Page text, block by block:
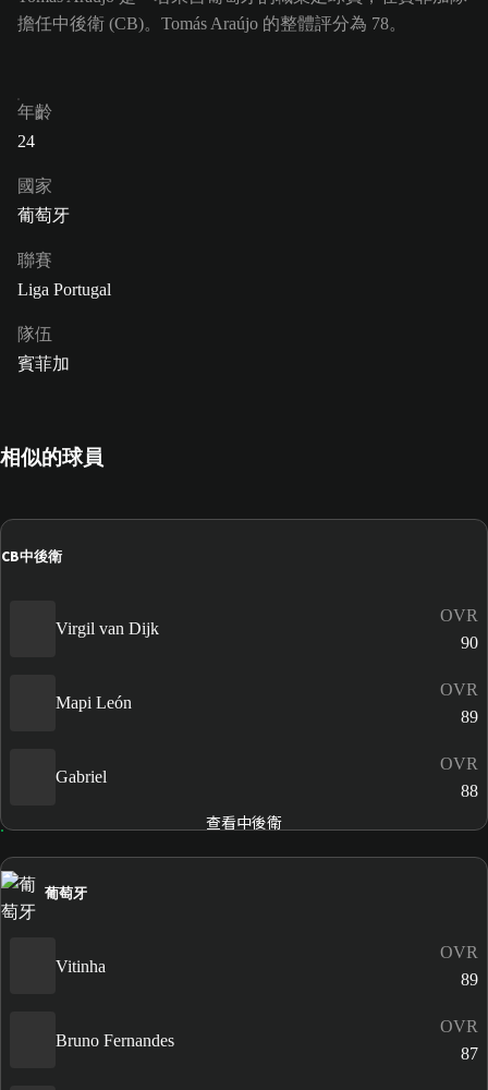
擔任中後衛 (CB)。Tomás Araújo 的整體評分為 78。
年齡
24
國家
葡萄牙
聯賽
Liga Portugal
隊伍
賓菲加
相似的球員
CB中後衛
Virgil van Dijk
OVR
90
Mapi León
OVR
89
Gabriel
OVR
88
查看中後衛
葡萄牙
Vitinha
OVR
89
Bruno Fernandes
OVR
87